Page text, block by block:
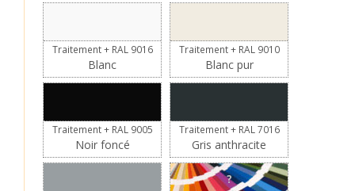
Traitement + RAL 9016
Blanc
Traitement + RAL 9010
Blanc pur
Traitement + RAL 9005
Noir foncé
Traitement + RAL 7016
Gris anthracite
?